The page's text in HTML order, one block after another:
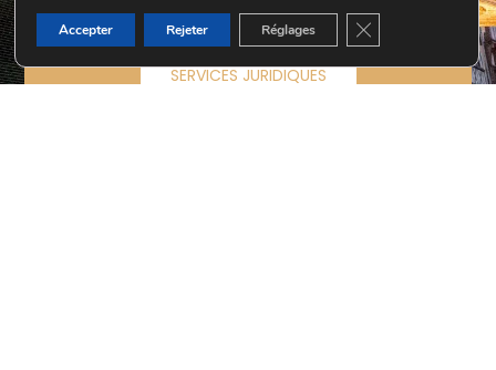
ÉCRIVEZ-NOUS
SERVICES JURIDIQUES
Accepter Rejeter Réglages Fermer la